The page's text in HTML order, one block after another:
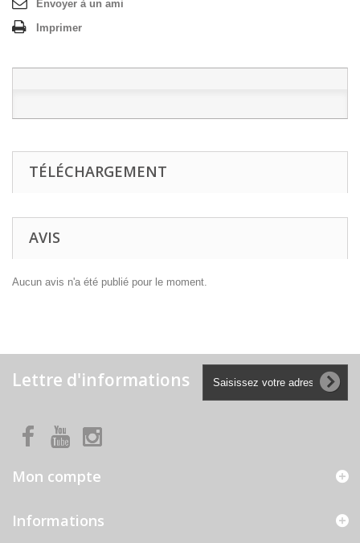
Envoyer à un ami
Imprimer
TÉLÉCHARGEMENT
AVIS
Aucun avis n'a été publié pour le moment.
Lettre d'informations
Mon compte
Informations